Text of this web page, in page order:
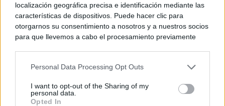
localización geográfica precisa e identificación mediante las
características de dispositivos. Puede hacer clic para
otorgarnos su consentimiento a nosotros y a nuestros socios
para que llevemos a cabo el procesamiento previamente
negar su consentimiento. Tenga en cuenta que algún
de su consentimiento, pero usted tiene el derecho de
rechazar tal procesamiento. Sus preferencias se aplicarán
Personal Data Processing Opt Outs
I want to opt-out of the Sharing of my
personal data.
Opted In